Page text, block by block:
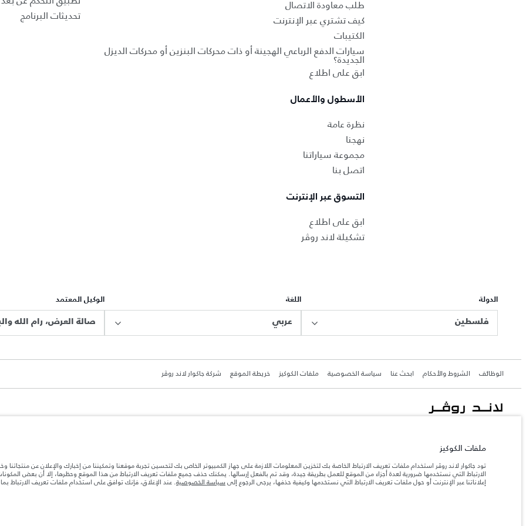
طلب معاودة الاتصال
كيف تشتري عبر الإنترنت
الكتيبات
سيارات الدفع الرباعي الهجينة أو ذات محركات البنزين أو محركات الديزل
الجديدة؟
ابق على اطلاع
الأسطول والأعمال
نظرة عامة
نهجنا
مجموعة سياراتنا
اتصل بنا
التسوق عبر الإنترنت
ابق على اطلاع
تشكيلة لاند روڤر
تحديثات البرنامج
الدولة
فلسطين
اللغة
عربي
الوكيل المعتمد
صالة العرض، رام الله
الوظائف الشروط والأحكام ابحث عنا سياسة الخصوصية ملفات الكوكيز خريطة الموقع شركة جاكوار لاند روڤر
فلسطين, شركة ريتز موترز المحدودة
المعلومات والمواصفات والأسعار والألوان المذكورة على هذا الموقع قد تختلف من بلد إلى آخر، كما أنّها قد تتغير بدون إشعار مسبق. الرجاء التواصل مع وكيلنا المحلي للتأكد من توفّرها والتحقق من الأسعار.
إن النقص العالمي في أشباه الموصلات يؤثر حاليًا في مواصفات تصميم السيارات وتوفر الخيارات وتوقيتات التصاميم. هذا ظرف ديناميكي للغاية، ونتيجة لذلك، قد لا
ملفات الكوكيز
تود جاكوار لاند روڤر استخدام ملفات تعريف الارتباط الخاصة بك لتخزين المعلومات اللازمة على جهاز الكمبيوتر الخاص بك لتحسين تجربة موقعنا وتمكيننا من إخبارك والإعلان عن
الارتباط التي نستخدمها ضرورية لعدة أجزاء من الموقع للعمل بطريقة جيدة، وقد تم بالفعل إرسالها. يمكنك حذف جميع ملفات تعريف الارتباط من هذا الموقع وحظرها، إلا أن بعض
إعلاناتنا عبر الإنترنت أو حول ملفات تعريف الارتباط التي نستخدمها وكيفية حذفها، يرجى الرجوع إلى سياسة الخصوصية. عند الإغلاق، فإنك توافق على استخدام ملفات تعريف الارتباط